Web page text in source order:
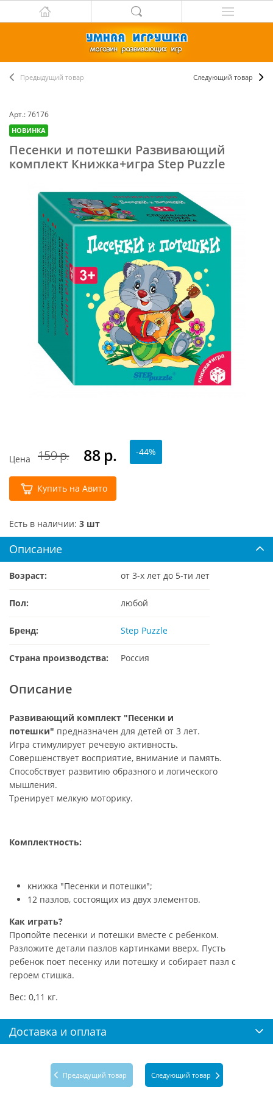
Предыдущий товар Следующий товар
Арт.: 76176
НОВИНКА
Песенки и потешки Развивающий
комплект Книжка+игра Step Puzzle
Цена 159 р. 88 р. -44%
Купить на Авито
Есть в наличии: 3 шт
Описание
Возраст: от 3-х лет до 5-ти лет
Пол: любой
Бренд: Step Puzzle
Страна производства: Россия
Описание
Развивающий комплект "Песенки и
потешки" предназначен для детей от 3 лет.
Игра стимулирует речевую активность.
Совершенствует восприятие, внимание и память.
Способствует развитию образного и логического
мышления.
Тренирует мелкую моторику.
Комплектность:
книжка "Песенки и потешки";
12 пазлов, состоящих из двух элементов.
Как играть?
Пропойте песенки и потешки вместе с ребенком.
Разложите детали пазлов картинками вверх. Пусть
ребенок поет песенку или потешку и собирает пазл с
героем стишка.
Вес: 0,11 кг.
Доставка и оплата
Предыдущий товар Следующий товар